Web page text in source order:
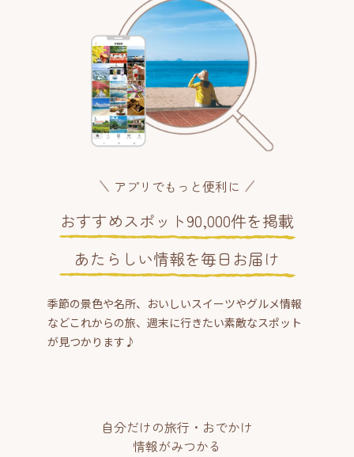
アプリでもっと便利に
おすすめスポット90,000件を掲載
あたらしい情報を毎日お届け
季節の景色や名所、おいしいスイーツやグルメ情報
などこれからの旅、週末に行きたい素敵なスポット
が見つかります♪
自分だけの旅行・おでかけ
情報がみつかる